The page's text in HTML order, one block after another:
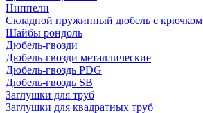
Ниппели
Складной пружинный дюбель с крючком
Шайбы рондоль
Дюбель-гвозди
Дюбель-гвозди металлические
Дюбель-гвоздь PDG
Дюбель-гвоздь SB
Заглушки для труб
Заглушки для квадратных труб